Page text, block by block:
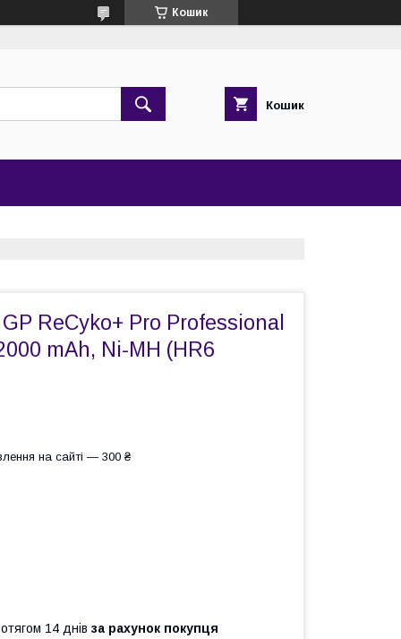
Кошик
Кошик
ReCyko+ Pro Professional
mAh, Ni-MH (HR6
на сайті — 300 ₴
14 днів за рахунок покупця